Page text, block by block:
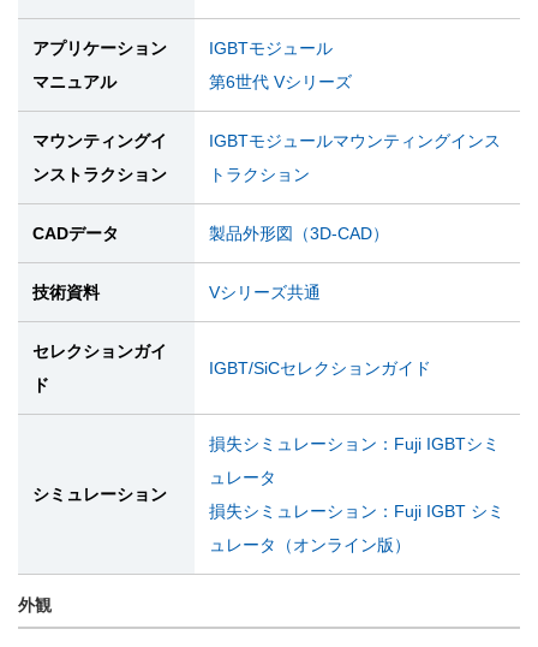
アプリケーション
マニュアル
IGBTモジュール
第6世代 Vシリーズ
マウンティングイ
ンストラクション
IGBTモジュールマウンティングインス
トラクション
CADデータ 製品外形図（3D-CAD）
技術資料 Vシリーズ共通
セレクションガイ
ド
IGBT/SiCセレクションガイド
シミュレーション
損失シミュレーション：Fuji IGBTシミ
ュレータ
損失シミュレーション：Fuji IGBT シミ
ュレータ（オンライン版）
外観